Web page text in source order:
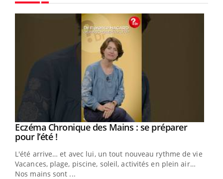
Youtube
Eczéma Chronique des Mains : se préparer
pour l’été !Youtube
L'été arrive… et avec lui, un tout nouveau rythme de vie !
Vacances, plage, piscine, soleil, activités en plein air…
Nos mains sont ...